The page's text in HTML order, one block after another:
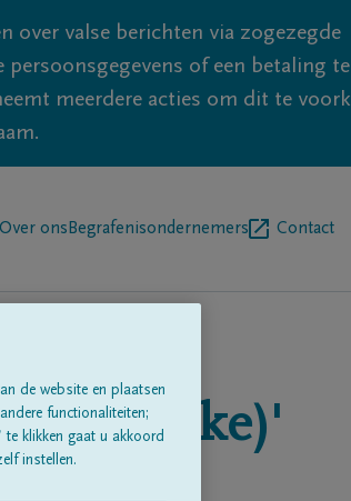
over valse berichten via zogezegde
of een betaling
meerdere acties om dit te
Over ons Begrafenisondernemers Contact
de website en plaatsen
functionaliteiten;
klikken gaat u akkoord
instellen.